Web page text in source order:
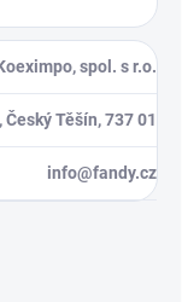
spol. s r.o.
Těšín, 737 01
info@fandy.cz